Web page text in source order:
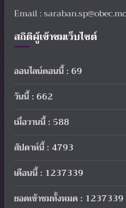
Email :
สถิติผู้เข้าชมเว็บไซต์
ออนไลน์ตอนนี้ : 69
วันนี้ : 662
เมื่อวานนี้ : 588
สัปดาห์นี้ : 4793
เดือนนี้ : 1237339
ยอดเข้าชมทั้งหมด : 1237339